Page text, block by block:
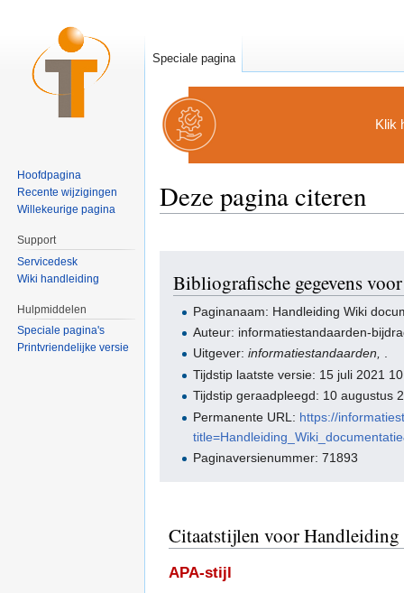
Klik
Deze pagina citeren
Bibliografische gegevens
Paginanaam: Handleiding Wiki
Auteur: informatiestandaarden-
Uitgever:informatiestandaarden, .
Tijdstip laatste versie: 15 juli 2021
Tijdstip geraadpleegd: 10 augustus
Permanente URL: https://
Paginaversienummer: 71893
Citaatstijlen voor
APA-stijl
Speciale pagina
Hoofdpagina
Recente wijzigingen
Willekeurige pagina
Support
Servicedesk
Wiki handleiding
Hulpmiddelen
Speciale pagina's
Printvriendelijke versie